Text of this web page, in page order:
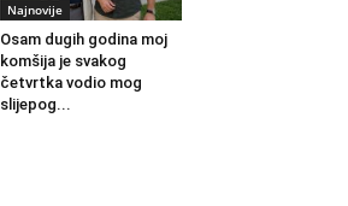
Najnovije
Osam dugih godina moj
komšija je svakog
četvrtka vodio mog
slijepog...